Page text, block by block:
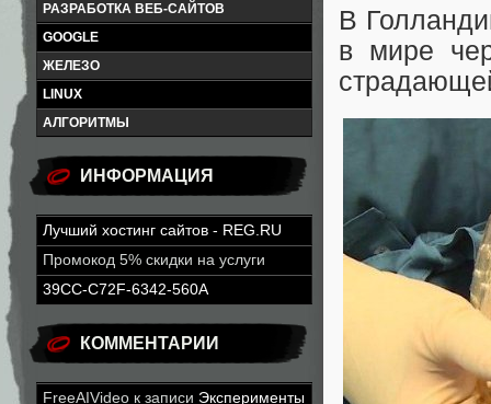
РАЗРАБОТКА ВЕБ-САЙТОВ
GOOGLE
ЖЕЛЕЗО
LINUX
АЛГОРИТМЫ
ИНФОРМАЦИЯ
Лучший хостинг сайтов - REG.RU
Промокод 5% скидки на услуги
39CC-C72F-6342-560A
КОММЕНТАРИИ
FreeAIVideo к записи Эксперименты
В
в мире